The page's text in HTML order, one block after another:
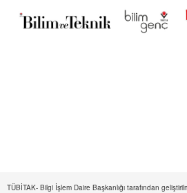
TÜBİTAK- Bilgi İşlem Daire Başkanlığı tarafından